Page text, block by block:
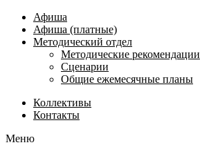
Афиша
Афиша (платные)
Методический отдел
Методические рекомендации
Сценарии
Общие ежемесячные планы
Коллективы
Контакты
Меню